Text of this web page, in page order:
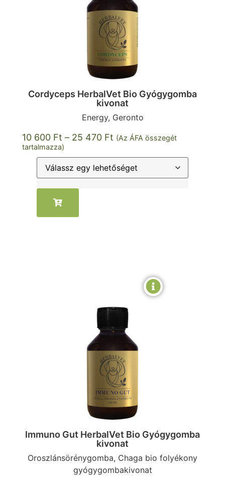
Cordyceps HerbalVet Bio Gyógygomba
kivonat
Energy, Geronto
10 600 Ft – 25 470 Ft (Az ÁFA összegét
tartalmazza)
Immuno Gut HerbalVet Bio Gyógygomba
kivonat
Oroszlánsörénygomba, Chaga bio folyékony
gyógygombakivonat